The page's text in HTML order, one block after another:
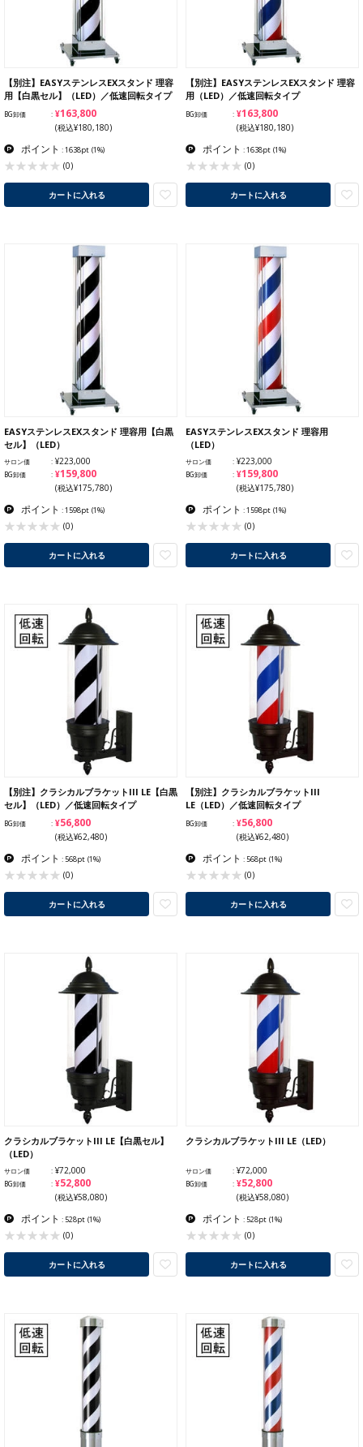
【別注】EASYステンレスEXスタンド 理容
用【白黒セル】（LED）／低速回転タイプ
BG卸価 ¥163,800
(税込¥180,180)
ポイント : 1638pt (1%)
(0)
カートに入れる
【別注】EASYステンレスEXスタンド 理容
用（LED）／低速回転タイプ
BG卸価 ¥163,800
(税込¥180,180)
ポイント : 1638pt (1%)
(0)
カートに入れる
EASYステンレスEXスタンド 理容用【白黒
セル】（LED）
サロン価 ¥223,000
BG卸価 ¥159,800
(税込¥175,780)
ポイント : 1598pt (1%)
(0)
カートに入れる
EASYステンレスEXスタンド 理容用
（LED）
サロン価 ¥223,000
BG卸価 ¥159,800
(税込¥175,780)
ポイント : 1598pt (1%)
(0)
カートに入れる
【別注】クラシカルブラケットIII LE【白黒
セル】（LED）／低速回転タイプ
BG卸価 ¥56,800
(税込¥62,480)
ポイント : 568pt (1%)
(0)
カートに入れる
【別注】クラシカルブラケットIII
LE（LED）／低速回転タイプ
BG卸価 ¥56,800
(税込¥62,480)
ポイント : 568pt (1%)
(0)
カートに入れる
クラシカルブラケットIII LE【白黒セル】
（LED）
サロン価 ¥72,000
BG卸価 ¥52,800
(税込¥58,080)
ポイント : 528pt (1%)
(0)
カートに入れる
クラシカルブラケットIII LE（LED）
サロン価 ¥72,000
BG卸価 ¥52,800
(税込¥58,080)
ポイント : 528pt (1%)
(0)
カートに入れる